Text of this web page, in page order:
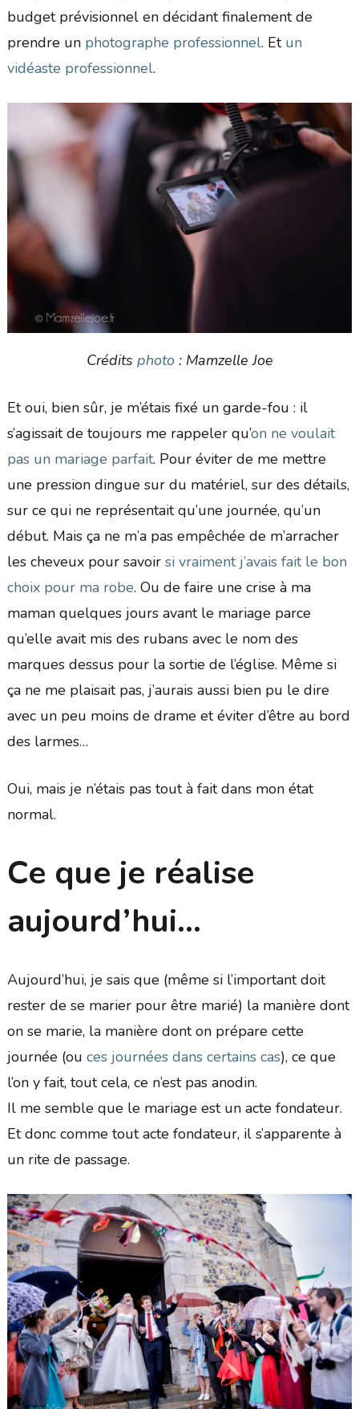
budget prévisionnel en décidant finalement de
prendre un photographe professionnel. Et un
vidéaste professionnel.
Crédits photo: Mamzelle Joe
Et oui, bien sûr, je m’étais fixé un garde-fou : il
s’agissait de toujours me rappeler qu’on ne voulait
pas un mariage parfait. Pour éviter de me mettre
une pression dingue sur du matériel, sur des détails,
sur ce qui ne représentait qu’une journée, qu’un
début. Mais ça ne m’a pas empêchée de m’arracher
les cheveux pour savoir si vraiment j’avais fait le bon
choix pour ma robe. Ou de faire une crise à ma
maman quelques jours avant le mariage parce
qu’elle avait mis des rubans avec le nom des
marques dessus pour la sortie de l’église. Même si
ça ne me plaisait pas, j’aurais aussi bien pu le dire
avec un peu moins de drame et éviter d’être au bord
des larmes…
Oui, mais je n’étais pas tout à fait dans mon état
normal.
Ce que je réalise
aujourd’hui…
Aujourd’hui, je sais que (même si l’important doit
rester de se marier pour être marié) la manière dont
on se marie, la manière dont on prépare cette
journée (ou ces journées dans certains cas), ce que
l’on y fait, tout cela, ce n’est pas anodin.
Il me semble que le mariage est un acte fondateur.
Et donc comme tout acte fondateur, il s’apparente à
un rite de passage.